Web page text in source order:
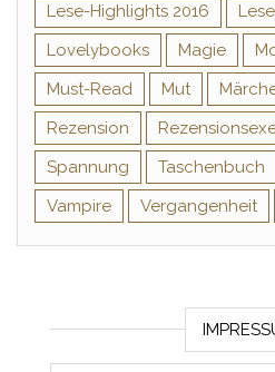
Lese-Highlights 2016
Lovelybooks
Magie
Must-Read
Mut
Rezension
Spannung
Taschenbuch
Vampire
Vergangenheit